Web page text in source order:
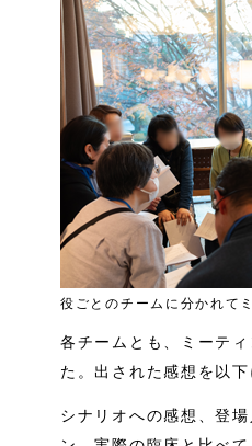
役ごとのチームに分かれて
各チームとも、ミーテ
た。出された感想を以下
シナリオへの感想、登